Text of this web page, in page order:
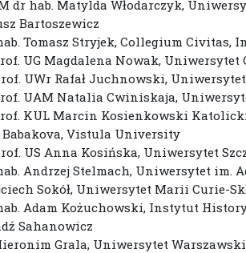
dr hab. Matylda Włodarczyk,
Bartoszewicz
Tomasz Stryjek, Collegium
UG Magdalena Nowak, Uniwersytet
UWr Rafał Juchnowski,
UAM Natalia Cwiniskaja,
KUL Marcin Kosienkowski
Babakova, Vistula University
US Anna Kosińska, Uniwersytet
Andrzej Stelmach, Uniwersytet im.
Sokół, Uniwersytet Marii Curie-
Adam Kożuchowski, Instytut
Sahanowicz
Grala, Uniwersytet Warszawski